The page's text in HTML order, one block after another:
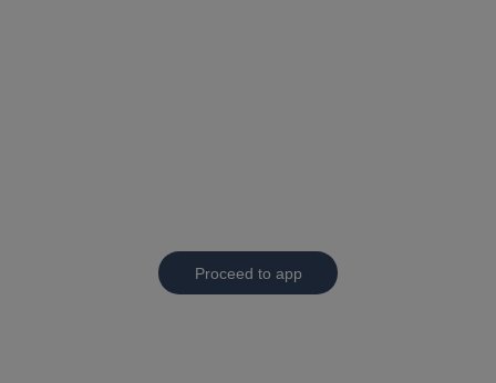
Proceed to app